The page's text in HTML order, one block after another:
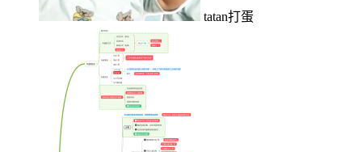
tatan打蛋